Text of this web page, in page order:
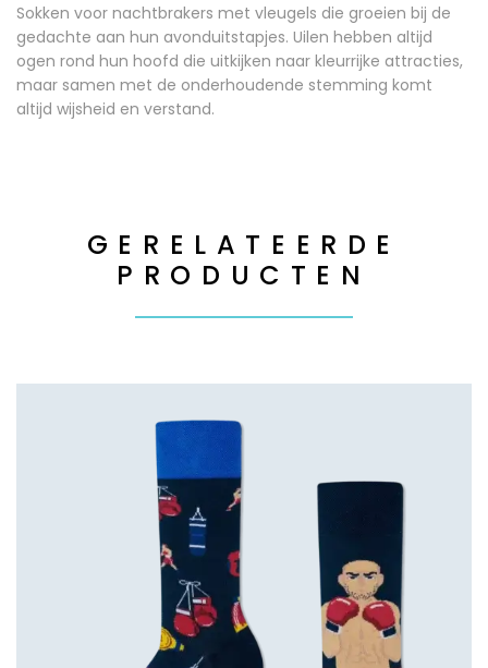
Sokken voor nachtbrakers met vleugels die groeien bij de
gedachte aan hun avonduitstapjes. Uilen hebben altijd
ogen rond hun hoofd die uitkijken naar kleurrijke attracties,
maar samen met de onderhoudende stemming komt
altijd wijsheid en verstand.
GERELATEERDE
PRODUCTEN